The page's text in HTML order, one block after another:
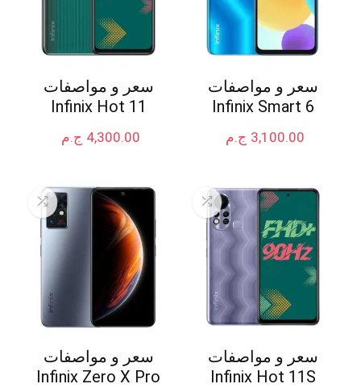
سعر و مواصفات
Infinix Smart 6
ج.م 3,100.00
سعر و مواصفات
Infinix Hot 11
ج.م 4,300.00
سعر و مواصفات
Infinix Hot 11S
سعر و مواصفات
Infinix Zero X Pro